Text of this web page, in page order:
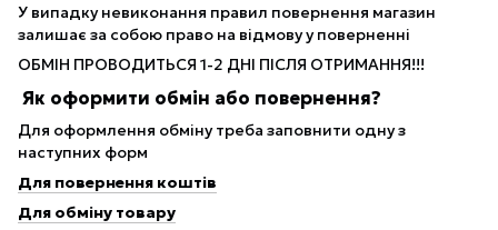
У випадку невиконання правил повернення магазин
залишає за собою право на відмову у поверненні
ОБМІН ПРОВОДИТЬСЯ 1-2 ДНІ ПІСЛЯ ОТРИМАННЯ!!!
Як оформити обмін або повернення?
Для оформлення обміну треба заповнити одну з
наступних форм
Для повернення коштів
Для обміну товару